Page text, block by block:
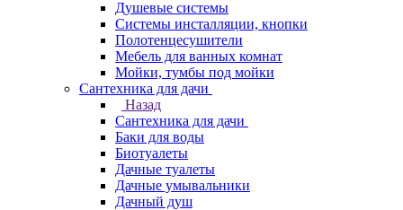
Душевые системы
Системы инсталляции, кнопки
Полотенцесушители
Мебель для ванных комнат
Мойки, тумбы под мойки
Сантехника для дачи
Назад
Сантехника для дачи
Баки для воды
Биотуалеты
Дачные туалеты
Дачные умывальники
Дачный душ